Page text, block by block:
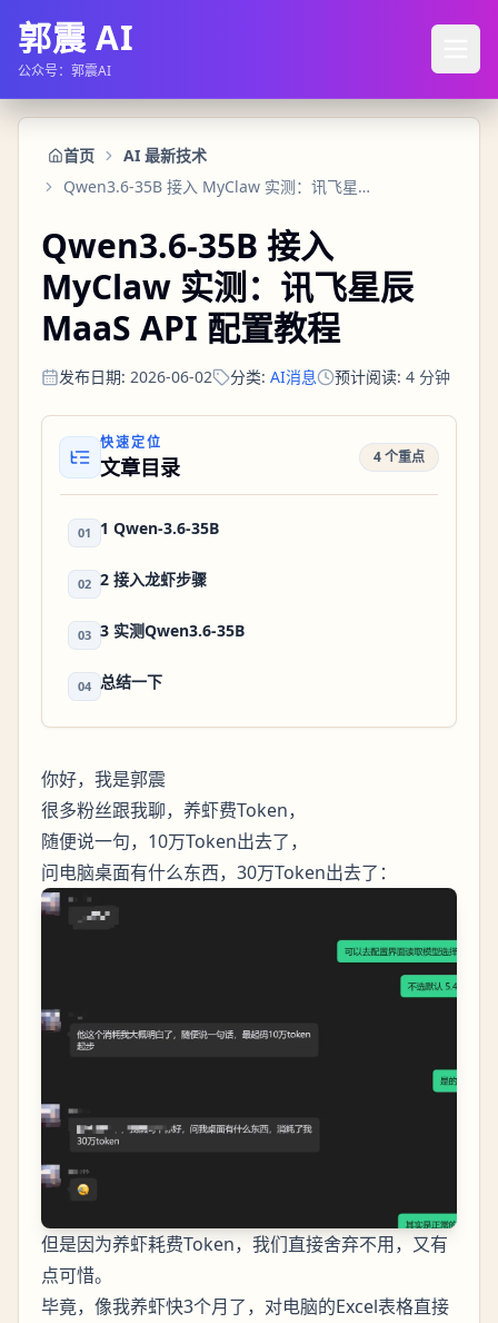
郭震 AI
公众号：郭震AI
首页
AI 最新技术
Qwen3.6-35B 接入 MyClaw 实测：讯飞星辰 MaaS API 配置教程
Qwen3.6-35B 接入
MyClaw 实测：讯飞星辰
MaaS API 配置教程
发布日期: 2026-06-02 分类: AI消息 预计阅读: 4 分钟
快速定位
文章目录 4 个重点
01 1 Qwen-3.6-35B
02 2 接入龙虾步骤
03 3 实测Qwen3.6-35B
04 总结一下
你好，我是郭震
很多粉丝跟我聊，养虾费Token，
随便说一句，10万Token出去了，
问电脑桌面有什么东西，30万Token出去了：
但是因为养虾耗费Token，我们直接舍弃不用，又有
点可惜。
毕竟，像我养虾快3个月了，对电脑的Excel表格直接